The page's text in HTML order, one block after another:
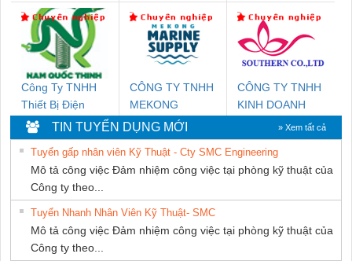
DỊCH VỤ KỸ
THUẬT ĐIỆN CƠ
GIA HƯNG PHÁT
SETSUBI VIỆT
NAM
THƯỢNG ĐÌNH
Công Ty TNHH
Thiết Bị Điện
Nam Quốc Thịnh
CÔNG TY TNHH
MEKONG
MARINE
SUPPLY
CÔNG TY TNHH
KINH DOANH
DỊCH VỤ XNK
PHƯƠNG NAM
TIN TUYỂN DỤNG MỚI » Xem tất cả
Tuyển gấp nhân viên Kỹ Thuật - Cty SMC Engineering
Mô tả công việc Đảm nhiệm công việc tại phòng kỹ thuật của
Công ty theo...
Tuyển Nhanh Nhân Viên Kỹ Thuật- SMC
Mô tả công việc Đảm nhiệm công việc tại phòng kỹ thuật của
Công ty theo...